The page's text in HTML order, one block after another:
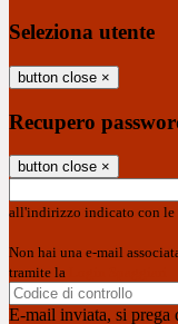
Seleziona utente
button close ×
Recupero
button close ×
all'indirizzo indicato con le
Non hai una e-mail
tramite la
E-mail inviata, si prega